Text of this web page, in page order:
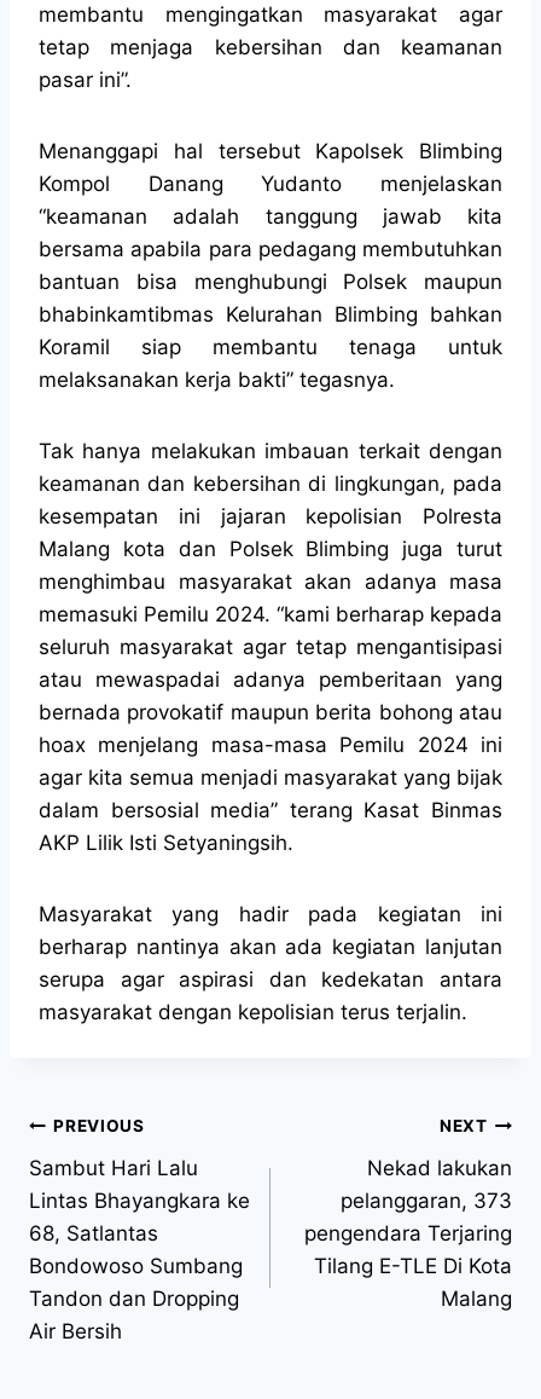
membantu mengingatkan masyarakat agar
tetap menjaga kebersihan dan keamanan
pasar ini”.
Menanggapi hal tersebut Kapolsek Blimbing
Kompol Danang Yudanto menjelaskan
“keamanan adalah tanggung jawab kita
bersama apabila para pedagang membutuhkan
bantuan bisa menghubungi Polsek maupun
bhabinkamtibmas Kelurahan Blimbing bahkan
Koramil siap membantu tenaga untuk
melaksanakan kerja bakti” tegasnya.
Tak hanya melakukan imbauan terkait dengan
keamanan dan kebersihan di lingkungan, pada
kesempatan ini jajaran kepolisian Polresta
Malang kota dan Polsek Blimbing juga turut
menghimbau masyarakat akan adanya masa
memasuki Pemilu 2024. “kami berharap kepada
seluruh masyarakat agar tetap mengantisipasi
atau mewaspadai adanya pemberitaan yang
bernada provokatif maupun berita bohong atau
hoax menjelang masa-masa Pemilu 2024 ini
agar kita semua menjadi masyarakat yang bijak
dalam bersosial media” terang Kasat Binmas
AKP Lilik Isti Setyaningsih.
Masyarakat yang hadir pada kegiatan ini
berharap nantinya akan ada kegiatan lanjutan
serupa agar aspirasi dan kedekatan antara
masyarakat dengan kepolisian terus terjalin.
PREVIOUS
Sambut Hari Lalu
Lintas Bhayangkara ke
68, Satlantas
Bondowoso Sumbang
Tandon dan Dropping
Air Bersih
NEXT
Nekad lakukan
pelanggaran, 373
pengendara Terjaring
Tilang E-TLE Di Kota
Malang